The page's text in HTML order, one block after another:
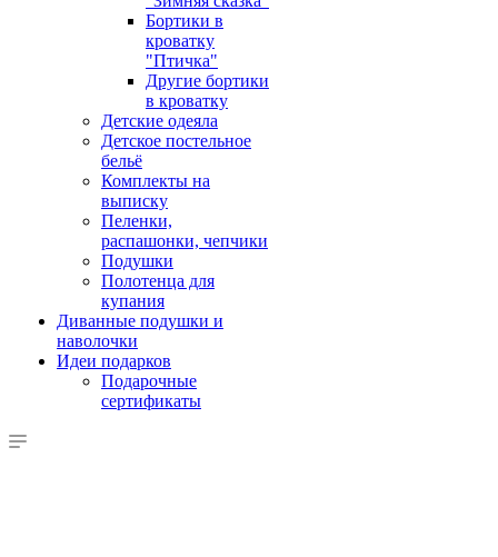
Бортики в
кроватку
"Птичка"
Другие бортики
в кроватку
Детские одеяла
Детское постельное
бельё
Комплекты на
выписку
Пеленки,
распашонки, чепчики
Подушки
Полотенца для
купания
Диванные подушки и
наволочки
Идеи подарков
Подарочные
сертификаты